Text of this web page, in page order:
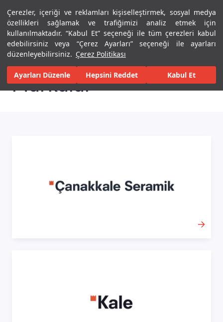
Çerezler, içeriği ve reklamları kişiselleştirmek, sosyal medya
özellikleri sağlamak ve trafiğimizi analiz etmek için
kullanılmaktadır. “Kabul Et” seçeneği ile tüm çerezleri kabul
edebilirsiniz veya “Çerez Ayarları” seçeneği ile ayarları
düzenleyebilirsiniz. Çerez Politikası
Ayarları Düzenle Hepsini Reddet Kabul Et
Menü Menü
Ana sayfa Markalar
Markalar